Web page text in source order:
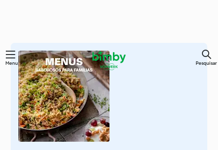
Saltar
conteúdo
principal
Menu Pesquisar